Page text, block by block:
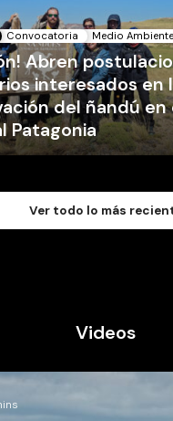
Convocatoria Medio Ambiente
Abren
interesados en
del ñandú en
Patagonia
Ver todo lo más
Videos